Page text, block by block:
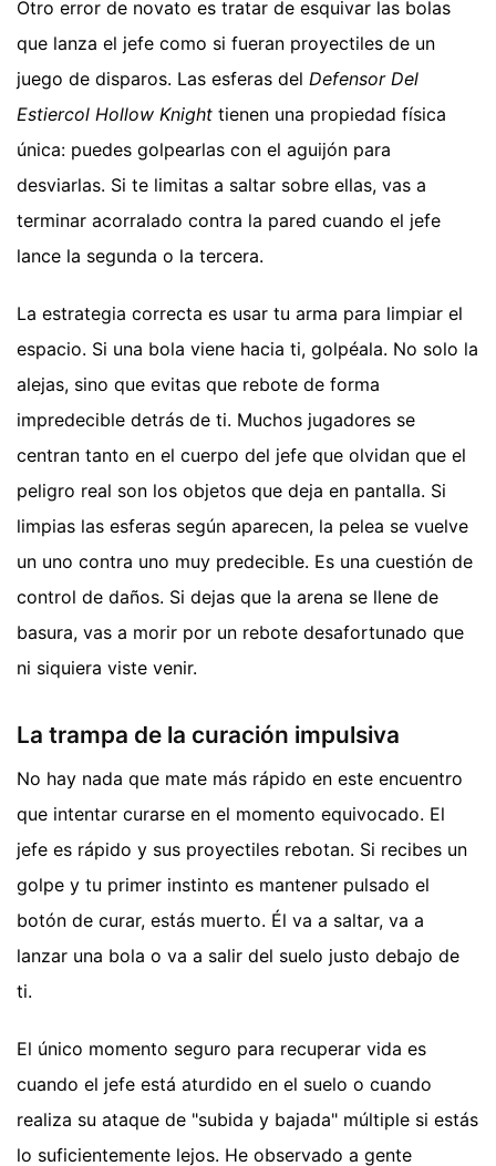
Otro error de novato es tratar de esquivar las bolas
que lanza el jefe como si fueran proyectiles de un
juego de disparos. Las esferas del Defensor Del
Estiercol Hollow Knight tienen una propiedad física
única: puedes golpearlas con el aguijón para
desviarlas. Si te limitas a saltar sobre ellas, vas a
terminar acorralado contra la pared cuando el jefe
lance la segunda o la tercera.
La estrategia correcta es usar tu arma para limpiar el
espacio. Si una bola viene hacia ti, golpéala. No solo la
alejas, sino que evitas que rebote de forma
impredecible detrás de ti. Muchos jugadores se
centran tanto en el cuerpo del jefe que olvidan que el
peligro real son los objetos que deja en pantalla. Si
limpias las esferas según aparecen, la pelea se vuelve
un uno contra uno muy predecible. Es una cuestión de
control de daños. Si dejas que la arena se llene de
basura, vas a morir por un rebote desafortunado que
ni siquiera viste venir.
La trampa de la curación impulsiva
No hay nada que mate más rápido en este encuentro
que intentar curarse en el momento equivocado. El
jefe es rápido y sus proyectiles rebotan. Si recibes un
golpe y tu primer instinto es mantener pulsado el
botón de curar, estás muerto. Él va a saltar, va a
lanzar una bola o va a salir del suelo justo debajo de
ti.
El único momento seguro para recuperar vida es
cuando el jefe está aturdido en el suelo o cuando
realiza su ataque de "subida y bajada" múltiple si estás
lo suficientemente lejos. He observado a gente